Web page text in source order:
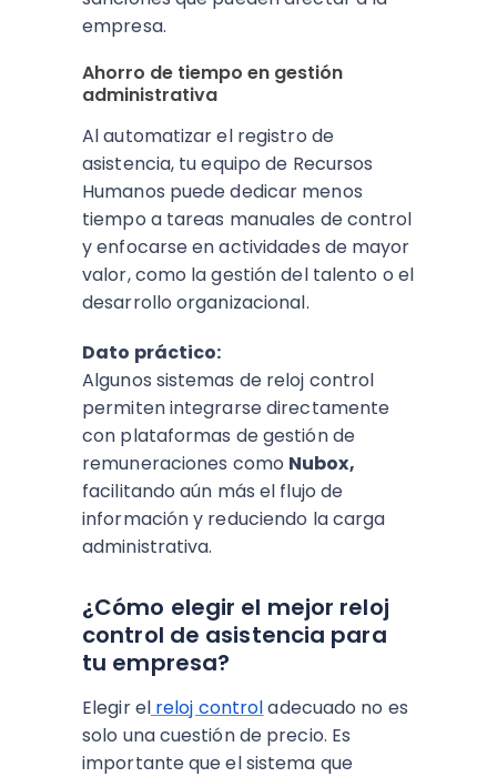
empresa.
Ahorro de tiempo en gestión
administrativa
Al automatizar el registro de
asistencia, tu equipo de Recursos
Humanos puede dedicar menos
tiempo a tareas manuales de control
y enfocarse en actividades de mayor
valor, como la gestión del talento o el
desarrollo organizacional.
Dato práctico:
Algunos sistemas de reloj control
permiten integrarse directamente
con plataformas de gestión de
remuneraciones como Nubox,
facilitando aún más el flujo de
información y reduciendo la carga
administrativa.
¿Cómo elegir el mejor reloj
control de asistencia para
tu empresa?
Elegir el reloj controladecuado no es
solo una cuestión de precio. Es
importante que el sistema que